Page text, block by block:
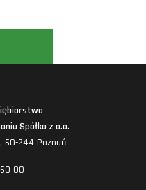
Spółka z o.o.
60-244 Poznań
00